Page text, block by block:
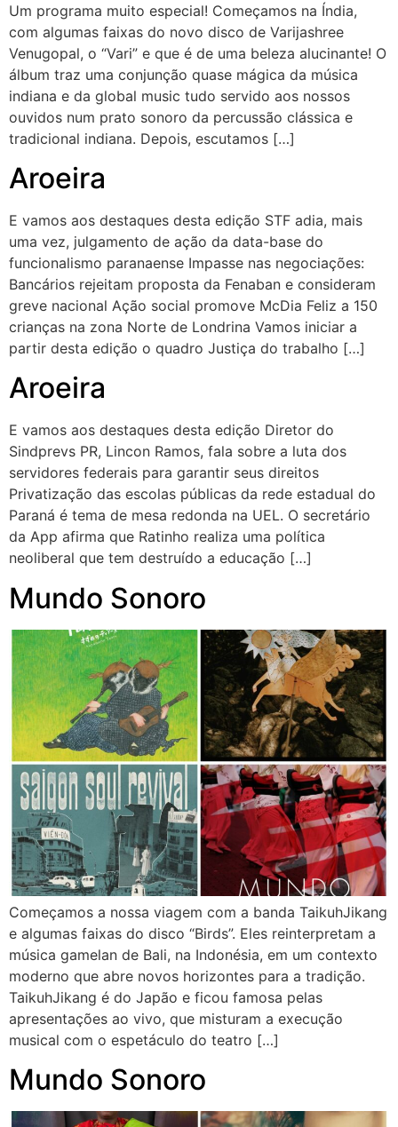
Um programa muito especial! Começamos na Índia,
com algumas faixas do novo disco de Varijashree
Venugopal, o “Vari” e que é de uma beleza alucinante! O
álbum traz uma conjunção quase mágica da música
indiana e da global music tudo servido aos nossos
ouvidos num prato sonoro da percussão clássica e
tradicional indiana. Depois, escutamos […]
Aroeira
E vamos aos destaques desta edição STF adia, mais
uma vez, julgamento de ação da data-base do
funcionalismo paranaense Impasse nas negociações:
Bancários rejeitam proposta da Fenaban e consideram
greve nacional Ação social promove McDia Feliz a 150
crianças na zona Norte de Londrina Vamos iniciar a
partir desta edição o quadro Justiça do trabalho […]
Aroeira
E vamos aos destaques desta edição Diretor do
Sindprevs PR, Lincon Ramos, fala sobre a luta dos
servidores federais para garantir seus direitos
Privatização das escolas públicas da rede estadual do
Paraná é tema de mesa redonda na UEL. O secretário
da App afirma que Ratinho realiza uma política
neoliberal que tem destruído a educação […]
Mundo Sonoro
Começamos a nossa viagem com a banda TaikuhJikang
e algumas faixas do disco “Birds”. Eles reinterpretam a
música gamelan de Bali, na Indonésia, em um contexto
moderno que abre novos horizontes para a tradição.
TaikuhJikang é do Japão e ficou famosa pelas
apresentações ao vivo, que misturam a execução
musical com o espetáculo do teatro […]
Mundo Sonoro